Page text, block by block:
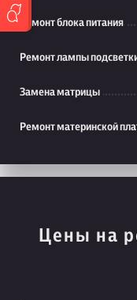
Ремонт блока питания
Ремонт лампы
Замена матрицы
Ремонт материнской
Цены на